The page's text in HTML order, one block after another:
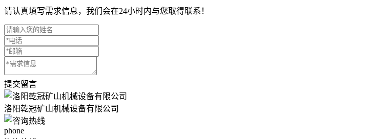
请认真填写需求信息，我们会在24小时内与您取得联系！
提交留言
洛阳乾冠矿山机械设备有限公司
phone